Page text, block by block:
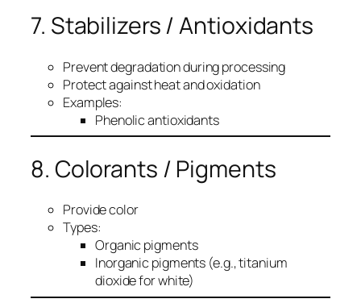
7. Stabilizers / Antioxidants
Prevent degradation during processing
Protect against heat and oxidation
Examples:
Phenolic antioxidants
8. Colorants / Pigments
Provide color
Types:
Organic pigments
Inorganic pigments (e.g., titanium
dioxide for white)